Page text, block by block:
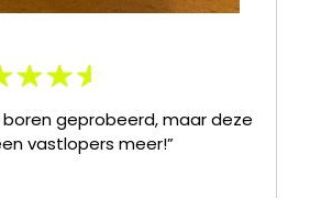
boren geprobeerd, maar deze
vastlopers meer!”